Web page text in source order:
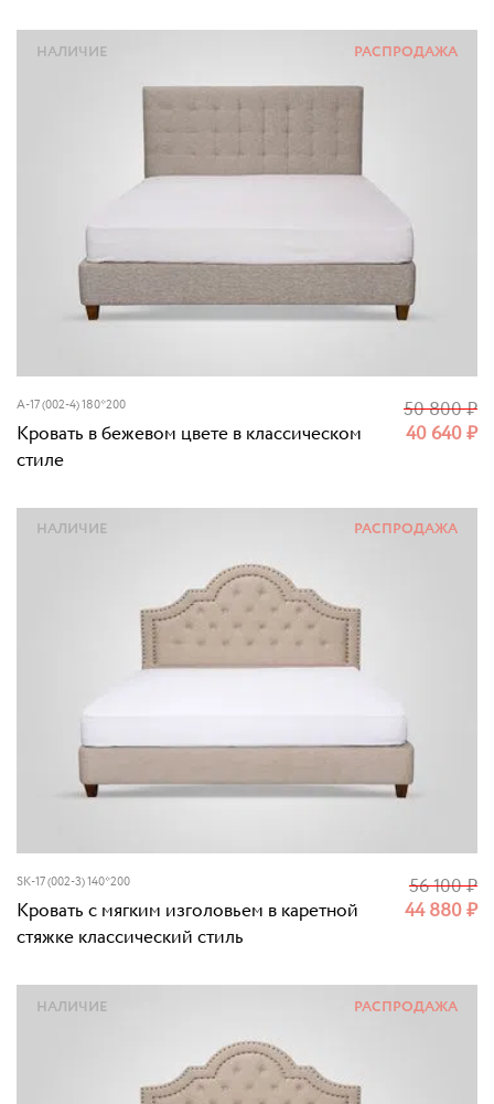
A-17 (002-4) 180*200
Кровать в бежевом цвете в классическом
стиле
40 640₽
50 800₽
РАСПРОДАЖА
НАЛИЧИЕ
SK-17 (002-3) 140*200
Кровать с мягким изголовьем в каретной
стяжке классический стиль
44 880₽
56 100₽
РАСПРОДАЖА
НАЛИЧИЕ
РАСПРОДАЖА
НАЛИЧИЕ